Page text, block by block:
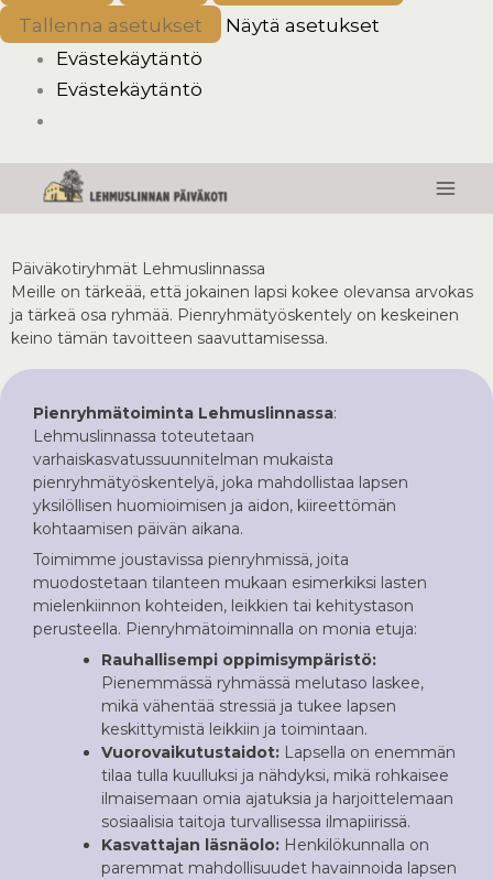
Tallenna asetukset
Näytä asetukset
Evästekäytäntö
Evästekäytäntö
Päiväkotiryhmät Lehmuslinnassa
Meille on tärkeää, että jokainen lapsi kokee olevansa arvokas
ja tärkeä osa ryhmää. Pienryhmätyöskentely on keskeinen
keino tämän tavoitteen saavuttamisessa.
Pienryhmätoiminta Lehmuslinnassa:
Lehmuslinnassa toteutetaan
varhaiskasvatussuunnitelman mukaista
pienryhmätyöskentelyä, joka mahdollistaa lapsen
yksilöllisen huomioimisen ja aidon, kiireettömän
kohtaamisen päivän aikana.
Toimimme joustavissa pienryhmissä, joita
muodostetaan tilanteen mukaan esimerkiksi lasten
mielenkiinnon kohteiden, leikkien tai kehitystason
perusteella. Pienryhmätoiminnalla on monia etuja:
Rauhallisempi oppimisympäristö:
Pienemmässä ryhmässä melutaso laskee,
mikä vähentää stressiä ja tukee lapsen
keskittymistä leikkiin ja toimintaan.
Vuorovaikutustaidot: Lapsella on enemmän
tilaa tulla kuulluksi ja nähdyksi, mikä rohkaisee
ilmaisemaan omia ajatuksia ja harjoittelemaan
sosiaalisia taitoja turvallisessa ilmapiirissä.
Kasvattajan läsnäolo: Henkilökunnalla on
paremmat mahdollisuudet havainnoida lapsen